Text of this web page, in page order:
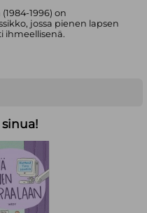
1996) on
jossa pienen lapsen
ihmeellisenä.